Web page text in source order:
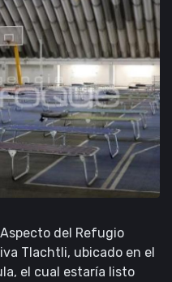
del Refugio
Tlachtli, ubicado en el
el cual estaría listo